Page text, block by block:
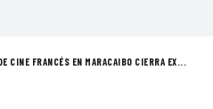
CINE FRANCÉS EN MARACAIBO CIERRA EX...